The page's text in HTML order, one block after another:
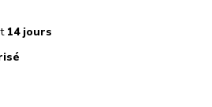
14 jours